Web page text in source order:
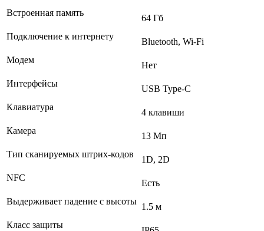
Встроенная память
64 Гб
Подключение к интернету
Bluetooth, Wi-Fi
Модем
Нет
Интерфейсы
USB Type-C
Клавиатура
4 клавиши
Камера
13 Мп
Тип сканируемых штрих-кодов
1D, 2D
NFC
Есть
Выдерживает падение с высоты
1.5 м
Класс защиты